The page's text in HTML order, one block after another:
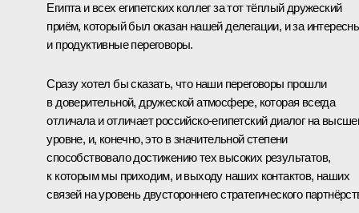
Египта и всех египетских коллег за тот тёплый дружеский
приём, который был оказан нашей делегации, и за
и продуктивные переговоры.
Сразу хотел бы сказать, что наши переговоры прошли
в доверительной, дружеской атмосфере, которая всегда
отличала и отличает российско-египетский диалог на
уровне, и, конечно, это в значительной степени
способствовало достижению тех высоких результатов,
к которым мы приходим, и выходу наших контактов, наших
связей на уровень двустороннего стратегического